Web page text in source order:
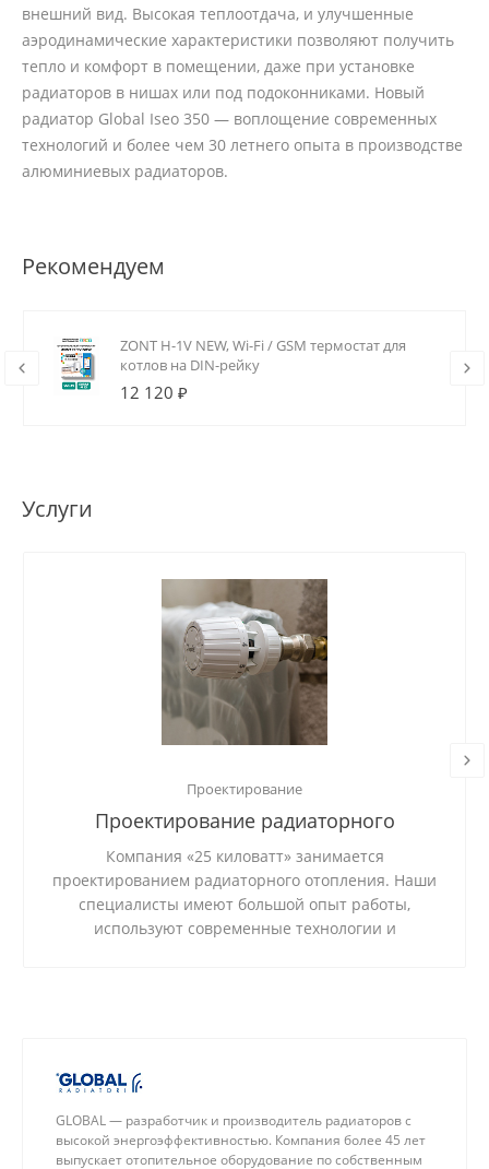
внешний вид. Высокая теплоотдача, и улучшенные
аэродинамические характеристики позволяют получить
тепло и комфорт в помещении, даже при установке
радиаторов в нишах или под подоконниками. Новый
радиатор Global Iseo 350 — воплощение современных
технологий и более чем 30 летнего опыта в производстве
алюминиевых радиаторов.
Рекомендуем
ZONT H-1V NEW, Wi-Fi / GSM термостат для
котлов на DIN-рейку
12 120 ₽
Услуги
Проектирование
Проектирование радиаторного
отопления
Компания «25 киловатт» занимается
проектированием радиаторного отопления. Наши
специалисты имеют большой опыт работы,
используют современные технологии и
GLOBAL — разработчик и производитель радиаторов с
высокой энергоэффективностью. Компания более 45 лет
выпускает отопительное оборудование по собственным